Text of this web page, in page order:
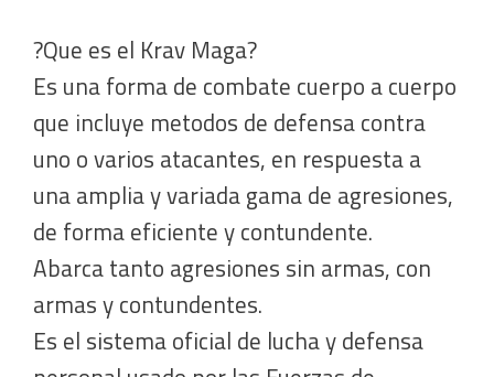
?Que es el Krav Maga?
Es una forma de combate cuerpo a cuerpo
que incluye metodos de defensa contra
uno o varios atacantes, en respuesta a
una amplia y variada gama de agresiones,
de forma eficiente y contundente.
Abarca tanto agresiones sin armas, con
armas y contundentes.
Es el sistema oficial de lucha y defensa